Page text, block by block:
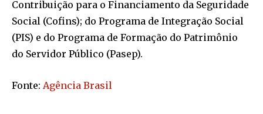
Contribuição para o Financiamento da Seguridade
Social (Cofins); do Programa de Integração Social
(PIS) e do Programa de Formação do Patrimônio
do Servidor Público (Pasep).
Fonte: Agência Brasil